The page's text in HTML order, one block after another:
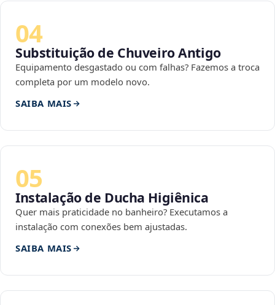
04
Substituição de Chuveiro Antigo
Equipamento desgastado ou com falhas? Fazemos a troca
completa por um modelo novo.
SAIBA MAIS
05
Instalação de Ducha Higiênica
Quer mais praticidade no banheiro? Executamos a
instalação com conexões bem ajustadas.
SAIBA MAIS